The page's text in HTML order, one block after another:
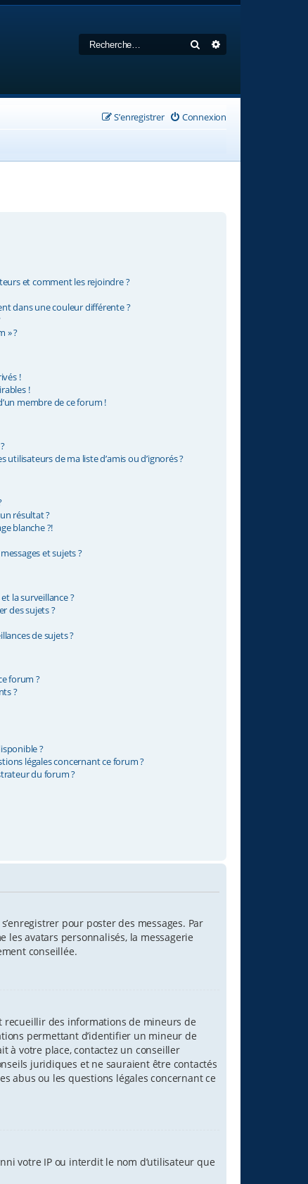
Rechercher
Connexion
S’enregistrer
et comment les rejoindre ?
dans une couleur différente ?
» ?
!
!
membre de ce forum !
de ma liste d’amis ou d’ignorés ?
résultat ?
blanche ?!
et sujets ?
la surveillance ?
des sujets ?
de sujets ?
forum ?
?
?
légales concernant ce forum ?
du forum ?
pour poster des messages. Par
avatars personnalisés, la messagerie
conseillée.
recueillir des informations de mineurs de
permettant d’identifier un mineur de
à votre place, contactez un conseiller
juridiques et ne sauraient être contactés
abus ou les questions légales concernant ce
votre IP ou interdit le nom d’utilisateur que